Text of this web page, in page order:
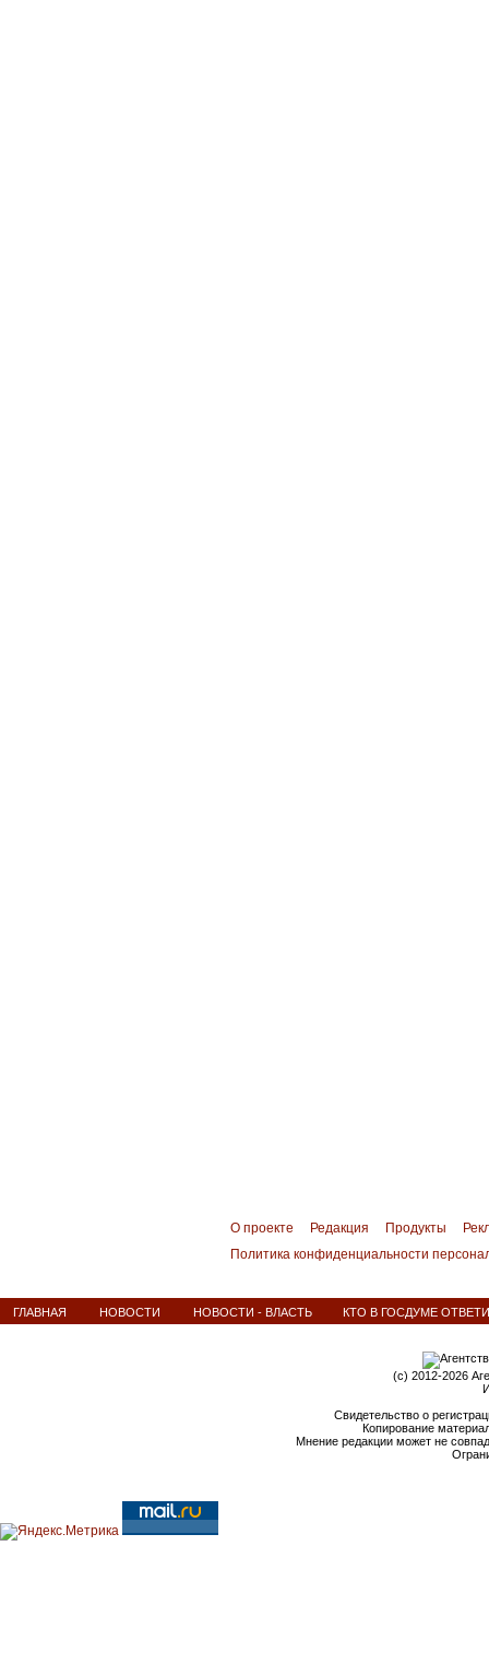
О проекте Редакция Продукты
Политика конфиденциальности
ГЛАВНАЯ НОВОСТИ НОВОСТИ - ВЛАСТЬ КТО В ГОСДУМЕ
(c) 2012-2026
Свидетельство о
Копирование
Мнение редакции может не